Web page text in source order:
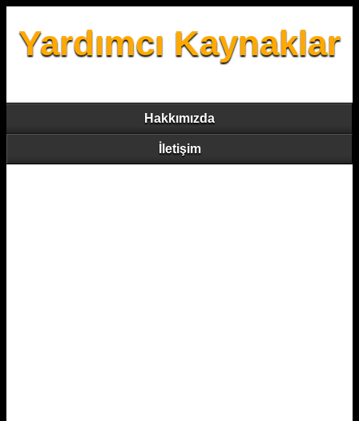
Yardımcı Kaynaklar
Hakkımızda
İletişim